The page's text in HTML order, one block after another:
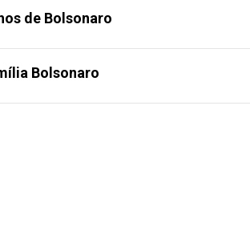
de Bolsonaro
Bolsonaro